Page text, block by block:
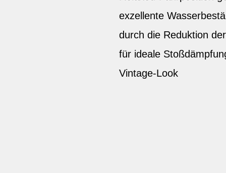
exzellente
durch die Reduktion
für ideale
Vintage-Look